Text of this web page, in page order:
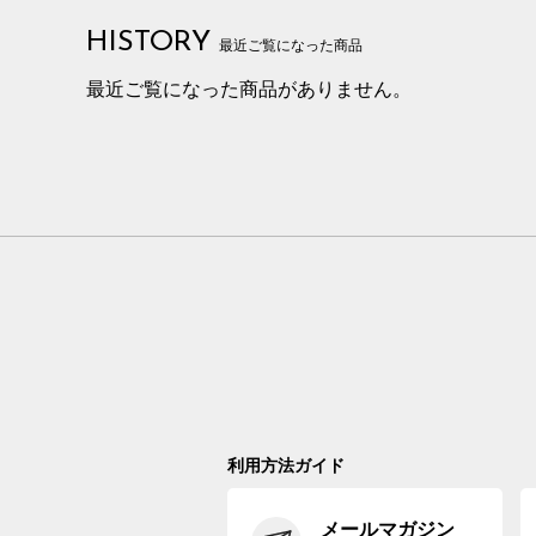
HISTORY 最近ご覧になった商品
最近ご覧になった商品がありません。
利用方法ガイド
メールマガジン